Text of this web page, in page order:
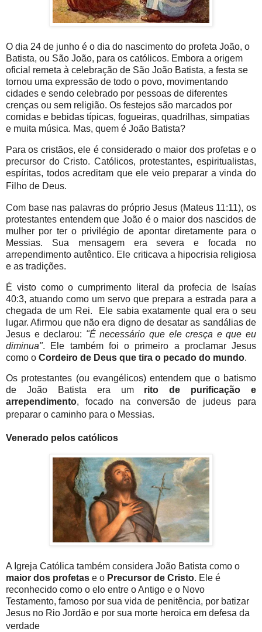
O dia 24 de junho é o dia do nascimento do profeta João, o
Batista, ou São João, para os católicos. Embora a origem
oficial remeta à celebração de São João Batista, a festa se
tornou uma expressão de todo o povo, movimentando
cidades e sendo celebrado por pessoas de diferentes
crenças ou sem religião. Os festejos são marcados por
comidas e bebidas típicas, fogueiras, quadrilhas, simpatias
e muita música. Mas, quem é João Batista?
Para os cristãos, ele é considerado o maior dos profetas e o
precursor do Cristo. Católicos, protestantes, espiritualistas,
espíritas, todos acreditam que ele veio preparar a vinda do
Filho de Deus.
Com base nas palavras do próprio Jesus (Mateus 11:11), os
protestantes entendem que João é o maior dos nascidos de
mulher por ter o privilégio de apontar diretamente para o
Messias. Sua mensagem era severa e focada no
arrependimento autêntico. Ele criticava a hipocrisia religiosa
e as tradições.
É visto como o cumprimento literal da profecia de Isaías
40:3, atuando como um servo que prepara a estrada para a
chegada de um Rei.
Ele sabia exatamente qual era o seu
lugar. Afirmou que não era digno de desatar as sandálias de
Jesus e declarou: "É necessário que ele cresça e que eu
diminua". Ele também foi o primeiro a proclamar Jesus
como o Cordeiro de Deus que tira o pecado do mundo.
Os protestantes (ou evangélicos) entendem que o batismo
de João Batista era um rito de purificação e
arrependimento, focado na conversão de judeus para
preparar o caminho para o Messias.
Venerado pelos católicos
A Igreja Católica também considera João Batista como o
maior dos profetas e o Precursor de Cristo. Ele é
reconhecido como o elo entre o Antigo e o Novo
Testamento, famoso por sua vida de penitência, por batizar
Jesus no Rio Jordão e por sua morte heroica em defesa da
verdade